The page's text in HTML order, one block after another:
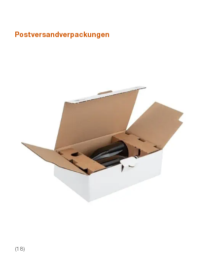
Postversandverpackungen
(18)